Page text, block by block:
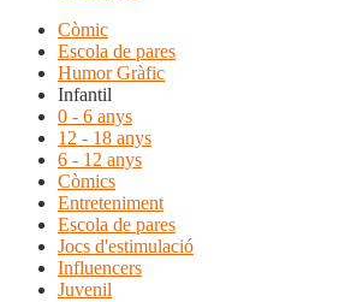
Còmic
Escola de pares
Humor Gràfic
Infantil
0 - 6 anys
12 - 18 anys
6 - 12 anys
Còmics
Entreteniment
Escola de pares
Jocs d'estimulació
Influencers
Juvenil